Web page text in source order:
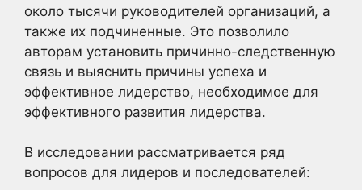
около тысячи руководителей организаций, а
также их подчиненные. Это позволило
авторам установить причинно-следственную
связь и выяснить причины успеха и
эффективное лидерство, необходимое для
эффективного развития лидерства.
В исследовании рассматривается ряд
вопросов для лидеров и последователей: